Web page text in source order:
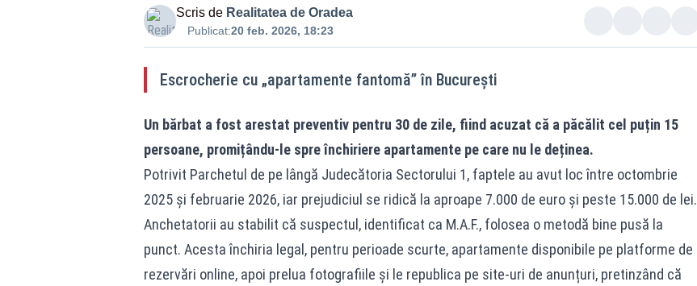
Scris de Realitatea de Oradea
Publicat:20 feb. 2026, 18:23
Escrocherie cu „apartamente fantomă” în București
Un bărbat a fost arestat preventiv pentru 30 de zile, fiind acuzat că a păcălit cel puțin 15
persoane, promițându-le spre închiriere apartamente pe care nu le deținea.
Potrivit Parchetul de pe lângă Judecătoria Sectorului 1, faptele au avut loc între octombrie
2025 și februarie 2026, iar prejudiciul se ridică la aproape 7.000 de euro și peste 15.000 de lei.
Anchetatorii au stabilit că suspectul, identificat ca M.A.F., folosea o metodă bine pusă la
punct. Acesta închiria legal, pentru perioade scurte, apartamente disponibile pe platforme de
rezervări online, apoi prelua fotografiile și le republica pe site-uri de anunțuri, pretinzând că